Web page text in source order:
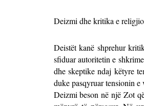
Deizmi dhe kritika e
Deistët kanë shprehur
sfiduar autoritetin e
dhe skeptike ndaj këtyre
duke pasqyruar tensionin e
Deizmi beson në një Zot